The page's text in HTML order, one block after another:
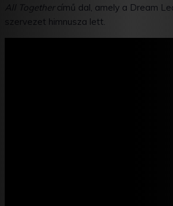
All Together című dal, amely a Dream
szervezet himnusza lett.